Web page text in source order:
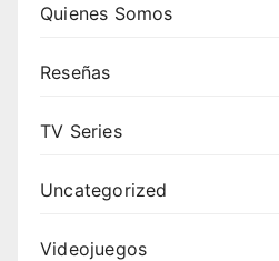
Quienes Somos
Reseñas
TV Series
Uncategorized
Videojuegos